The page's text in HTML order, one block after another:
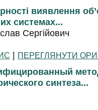
виявлення
системах...
Сергійович
| ПЕРЕГЛЯНУТИ
синтеза...